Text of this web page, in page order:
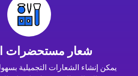
شعار مستحضرات
يمكن إنشاء الشعارات التجميلية